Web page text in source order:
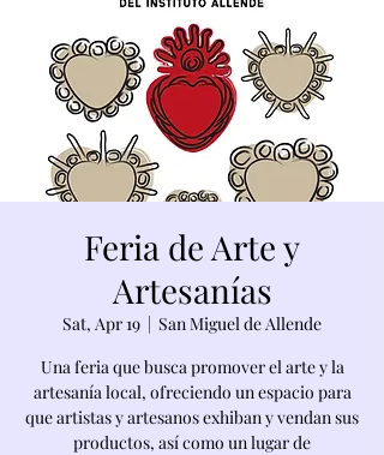
Feria de Arte y
Artesanías
Sat, Apr 19
  |
San Miguel de Allende
Una feria que busca promover el arte y la
artesanía local, ofreciendo un espacio para
que artistas y artesanos exhiban y vendan sus
productos, así como un lugar de